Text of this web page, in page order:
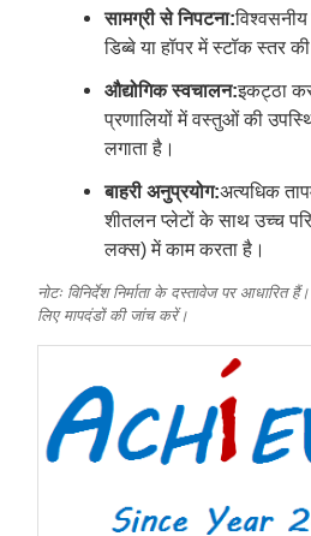
सामग्री से निपटना:
डिब्बे या हॉपर में स्टॉक स्तर
औद्योगिक स्वचालन:इकट्ठा
प्रणालियों में वस्तुओं की
लगाता है।
बाहरी अनुप्रयोग:अत्यधिक
शीतलन प्लेटों के साथ उच्च
लक्स) में काम करता है।
नोटः विनिर्देश निर्माता के दस्तावेज पर
लिए मापदंडों की जांच करें।